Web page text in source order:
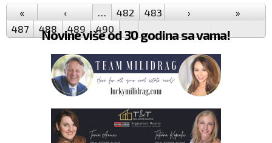
« ‹ 482 483 484
486
487
488 489 490 …
› »
Novine više od 30 godina sa vama!